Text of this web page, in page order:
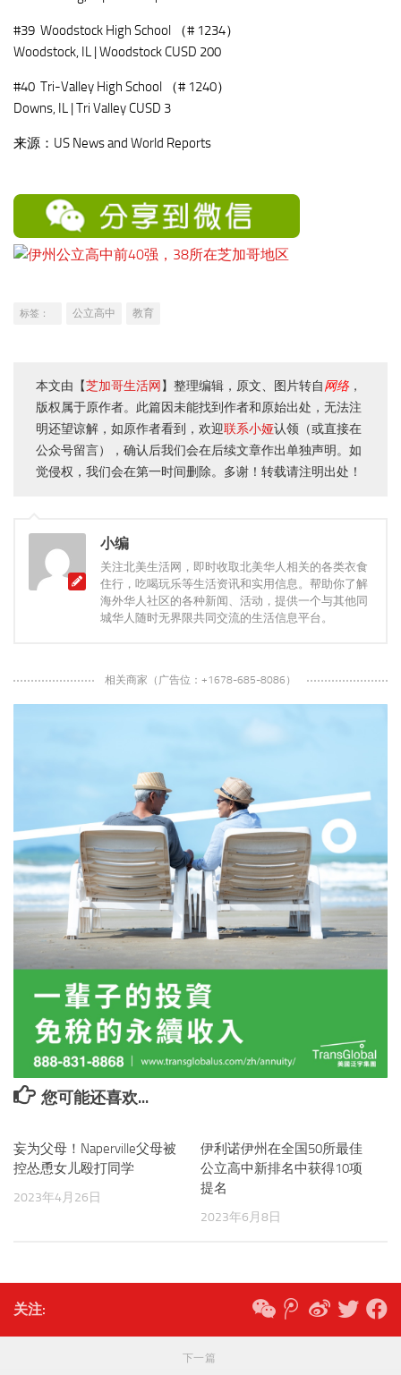
#39 Woodstock High School （# 1234）
Woodstock, IL | Woodstock CUSD 200
#40 Tri-Valley High School （# 1240）
Downs, IL | Tri Valley CUSD 3
来源：US News and World Reports
标签： 公立高中 教育
本文由【芝加哥生活网 】整理编辑，原文、图片转自 网络，
版权属于原作者。此篇因未能找到作者和原始出处，无法注
明还望谅解，如原作者看到，欢迎联系小娅认领（或直接在
公众号留言），确认后我们会在后续文章作出单独声明。如
觉侵权，我们会在第一时间删除。多谢！转载请注明出处！
小编
关注北美生活网，即时收取北美华人相关的各类衣食
住行，吃喝玩乐等生活资讯和实用信息。帮助你了解
海外华人社区的各种新闻、活动，提供一个与其他同
城华人随时无界限共同交流的生活信息平台。
相关商家（广告位：+1678-685-8086）
您可能还喜欢...
妄为父母！Naperville父母被
控怂恿女儿殴打同学
2023年4月26日
伊利诺伊州在全国50所最佳
公立高中新排名中获得10项
提名
2023年6月8日
关注:
下一篇